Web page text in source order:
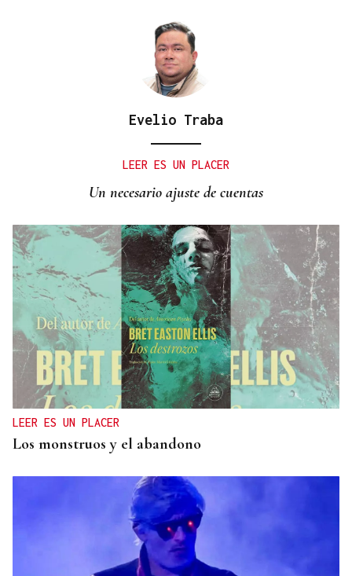
Evelio Traba
LEER ES UN PLACER
Un necesario ajuste de cuentas
LEER ES UN PLACER
Los monstruos y el abandono